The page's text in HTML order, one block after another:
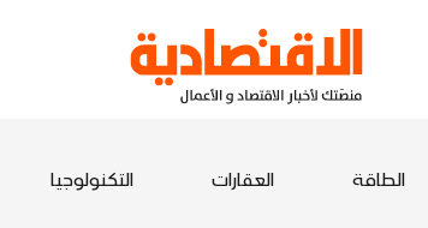
الطاقة العقارات التكنولوجيا